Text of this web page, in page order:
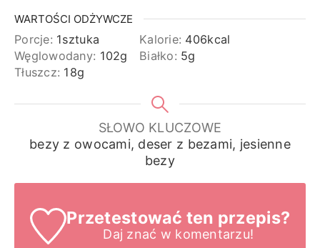
WARTOŚCI ODŻYWCZE
Porcje: 1sztuka Kalorie: 406kcal
Węglowodany: 102g Białko: 5g
Tłuszcz: 18g
SŁOWO KLUCZOWE
bezy z owocami, deser z bezami, jesienne
bezy
Przetestować ten przepis?
Daj znać w komentarzu!